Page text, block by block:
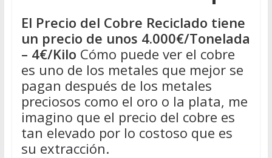
El Precio del Cobre Reciclado tiene
un precio de unos 4.000€/Tonelada
– 4€/Kilo Cómo puede ver el cobre
es uno de los metales que mejor se
pagan después de los metales
preciosos como el oro o la plata, me
imagino que el precio del cobre es
tan elevado por lo costoso que es
su extracción.